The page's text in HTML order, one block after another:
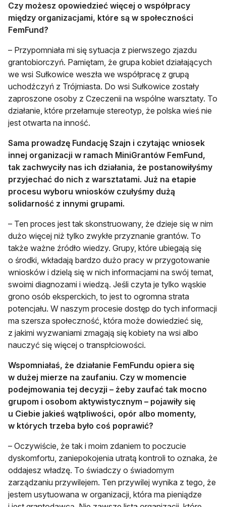
Czy możesz opowiedzieć więcej o współpracy
między organizacjami, które są w społeczności
FemFund?
– Przypomniała mi się sytuacja z pierwszego zjazdu
grantobiorczyń. Pamiętam, że grupa kobiet działających
we wsi Sułkowice weszła we współpracę z grupą
uchodźczyń z Trójmiasta. Do wsi Sułkowice zostały
zaproszone osoby z Czeczenii na wspólne warsztaty. To
działanie, które przełamuje stereotyp, że polska wieś nie
jest otwarta na inność.
Sama prowadzę Fundację Szajn i czytając wniosek
innej organizacji w ramach MiniGrantów FemFund,
tak zachwyciły nas ich działania, że postanowiłyśmy
przyjechać do nich z warsztatami. Już na etapie
procesu wyboru wniosków czułyśmy dużą
solidarność z innymi grupami.
– Ten proces jest tak skonstruowany, że dzieje się w nim
dużo więcej niż tylko zwykłe przyznanie grantów. To
także ważne źródło wiedzy. Grupy, które ubiegają się
o środki, wkładają bardzo dużo pracy w przygotowanie
wniosków i dzielą się w nich informacjami na swój temat,
swoimi diagnozami i wiedzą. Jeśli czyta je tylko wąskie
grono osób eksperckich, to jest to ogromna strata
potencjału. W naszym procesie dostęp do tych informacji
ma szersza społeczność, która może dowiedzieć się,
z jakimi wyzwaniami zmagają się kobiety na wsi albo
nauczyć się więcej o transpłciowości.
Wspomniałaś, że działanie FemFundu opiera się
w dużej mierze na zaufaniu. Czy w momencie
podejmowania tej decyzji – żeby zaufać tak mocno
grupom i osobom aktywistycznym – pojawiły się
u Ciebie jakieś wątpliwości, opór albo momenty,
w których trzeba było coś poprawić?
– Oczywiście, że tak i moim zdaniem to poczucie
dyskomfortu, zaniepokojenia utratą kontroli to oznaka, że
oddajesz władzę. To świadczy o świadomym
zarządzaniu przywilejem. Ten przywilej wynika z tego, że
jestem usytuowana w organizacji, która ma pieniądze